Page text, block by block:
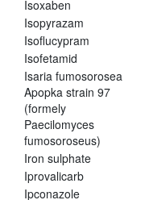
Isoxaben
Isopyrazam
Isoflucypram
Isofetamid
Isaria fumosorosea
Apopka strain 97
(formely
Paecilomyces
fumosoroseus)
Iron sulphate
Iprovalicarb
Ipconazole